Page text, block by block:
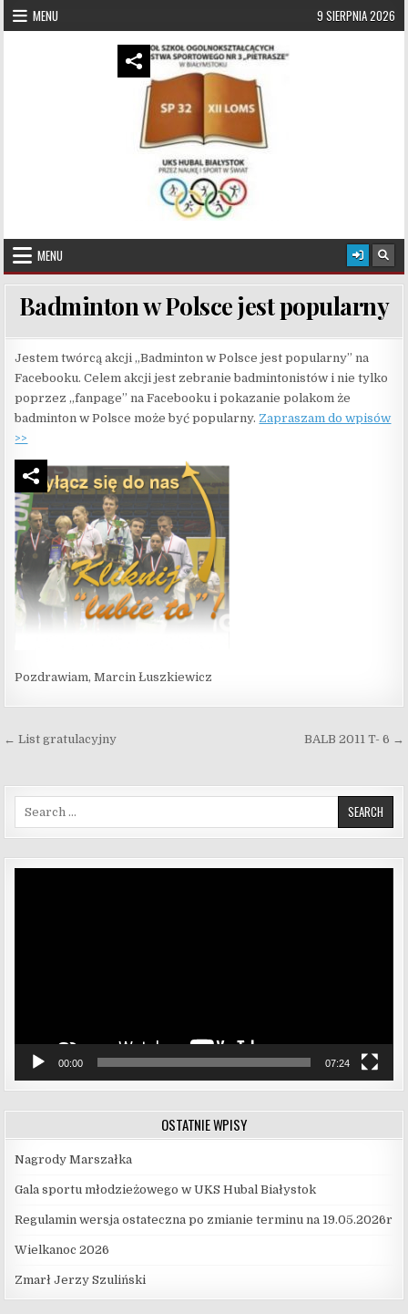
Skip to content
MENU 9 SIERPNIA 2026
UKS Hubal Białystok
MENU
Badminton w Polsce jest popularny
Jestem twórcą akcji „Badminton w Polsce jest popularny” na
Facebooku. Celem akcji jest zebranie badmintonistów i nie tylko
poprzez „fanpage” na Facebooku i pokazanie polakom że
badminton w Polsce może być popularny. Zapraszam do wpisów
>>
Pozdrawiam, Marcin Łuszkiewicz
Nawigacja wpisu BALB 2011 T- 6 →
← List gratulacyjny
00:00 07:24
OSTATNIE WPISY
Nagrody Marszałka
Gala sportu młodzieżowego w UKS Hubal Białystok
Regulamin wersja ostateczna po zmianie terminu na 19.05.2026r
Wielkanoc 2026
Zmarł Jerzy Szuliński